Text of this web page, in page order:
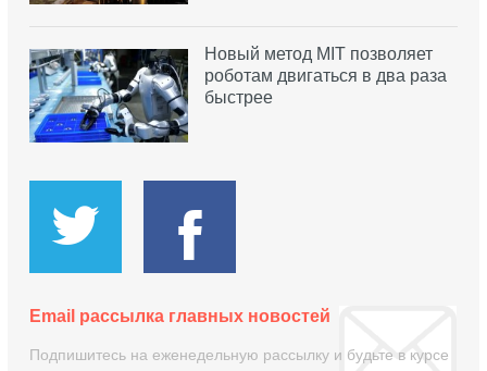
Новый метод MIT позволяет
роботам двигаться в два раза
быстрее
Email рассылка главных новостей
Подпишитесь на еженедельную рассылку и будьте в курсе